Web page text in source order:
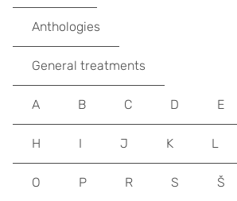
Anthologies
General treatments
A B C D E
H I J K L
O P R S Š